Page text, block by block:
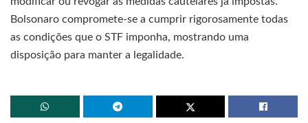
Bolsonaro compromete-se a cumprir rigorosamente todas
as condições que o STF imponha, mostrando uma
disposição para manter a legalidade.